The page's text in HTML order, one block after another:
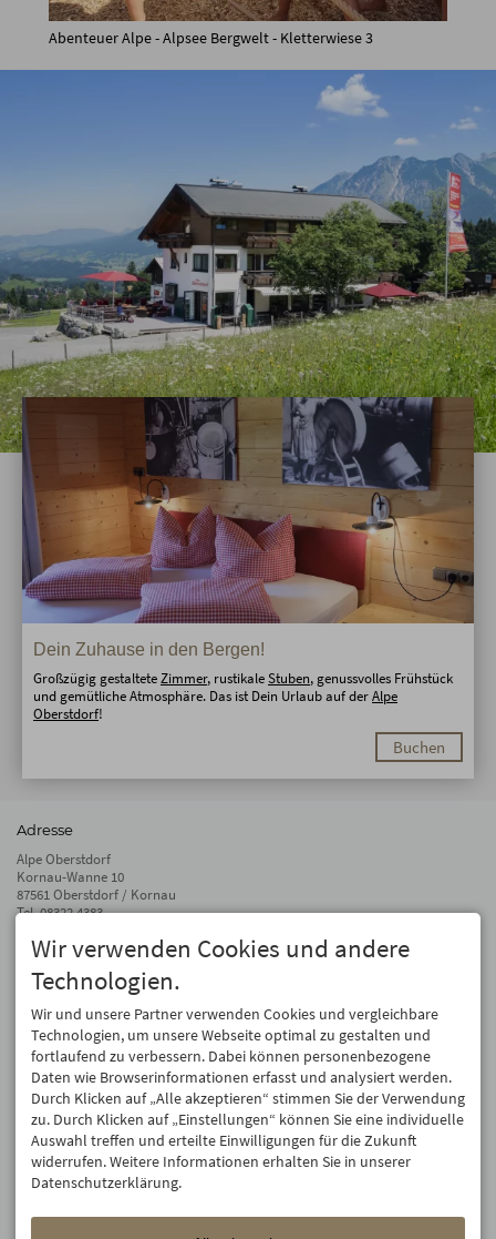
Abenteuer Alpe - Alpsee Bergwelt - Kletterwiese 3
Dein Zuhause in den Bergen!
Großzügig gestalteteZimmer, rustikaleStuben, genussvolles Frühstück
und gemütliche Atmosphäre. Das ist Dein Urlaub auf derAlpe
Oberstdorf!
Buchen
Adresse
Alpe Oberstdorf
Kornau-Wanne 10
87561 Oberstdorf / Kornau
Tel.08322 4383
info@alpe-oberstdorf.de
Auf dem Laufenden bleiben
Wir geben Deine E-Mail-Adresse nicht weiter. Wir mögen auch keinen Spam.
Versprochen! Eine Abmeldung ist jederzeit möglich.
Anmelden
Wir verwenden Cookies und andere
Technologien.
Wir und unsere Partner verwenden Cookies und vergleichbare
Technologien, um unsere Webseite optimal zu gestalten und
fortlaufend zu verbessern. Dabei können personenbezogene
Daten wie Browserinformationen erfasst und analysiert werden.
Durch Klicken auf „Alle akzeptieren“ stimmen Sie der Verwendung
zu. Durch Klicken auf „Einstellungen“ können Sie eine individuelle
Auswahl treffen und erteilte Einwilligungen für die Zukunft
widerrufen. Weitere Informationen erhalten Sie in unserer
Datenschutzerklärung.